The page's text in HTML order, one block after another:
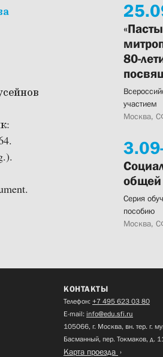
25.
80-
участием
Москва,
3.
общей
Серия
пособию
Москва,
КОНТАКТЫ
Телефон: +7 495 623 03 80
E-mail: info@edu.sfi.ru
105066, г. Москва, вн. тер. г.
Басманный, пер. Токмаков, д.
Карта проезда